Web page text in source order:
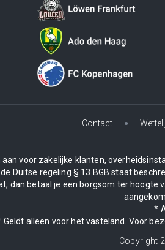
Contact
voor zakelijke klanten,
Duitse regeling § 13 BGB staat
dan betaal je een borgsom ter
*
Geldt alleen voor het vasteland. Voor
Copyright